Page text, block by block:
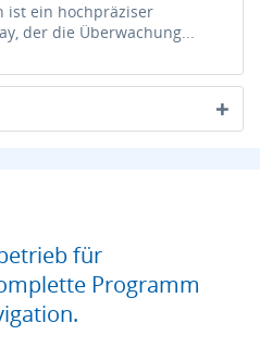
ist ein hochpräziser
der die Überwachung...
für
Programm